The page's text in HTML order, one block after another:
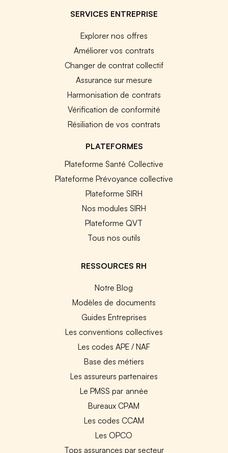
SERVICES ENTREPRISE
Explorer nos offres
Améliorer vos contrats
Changer de contrat collectif
Assurance sur mesure
Harmonisation de contrats
Vérification de conformité
Résiliation de vos contrats
PLATEFORMES
Plateforme Santé Collective
Plateforme Prévoyance collective
Plateforme SIRH
Nos modules SIRH
Plateforme QVT
Tous nos outils
RESSOURCES RH
Notre Blog
Modèles de documents
Guides Entreprises
Les conventions collectives
Les codes APE / NAF
Base des métiers
Les assureurs partenaires
Le PMSS par année
Bureaux CPAM
Les codes CCAM
Les OPCO
Tops assurances par secteur